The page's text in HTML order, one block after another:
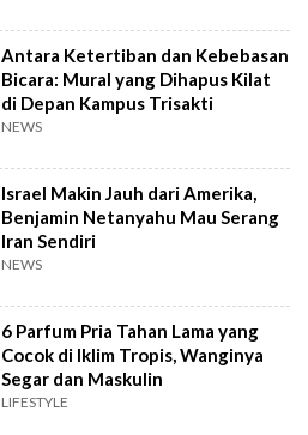
Antara Ketertiban dan Kebebasan
Bicara: Mural yang Dihapus Kilat
di Depan Kampus Trisakti
NEWS
Israel Makin Jauh dari Amerika,
Benjamin Netanyahu Mau Serang
Iran Sendiri
NEWS
6 Parfum Pria Tahan Lama yang
Cocok di Iklim Tropis, Wanginya
Segar dan Maskulin
LIFESTYLE